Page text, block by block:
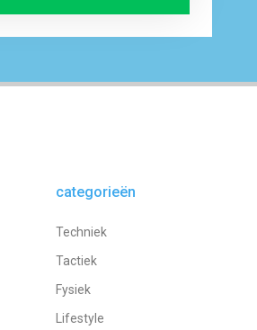
categorieën
Techniek
Tactiek
Fysiek
Lifestyle